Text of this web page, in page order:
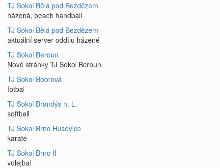
TJ Sokol Bělá pod Bezdězem
házená, beach handball
TJ Sokol Bělá pod Bezdězem
aktuální server oddílu házené
TJ Sokol Beroun
Nové stránky TJ Sokol Beroun
TJ Sokol Bobrová
fotbal
TJ Sokol Brandýs n. L.
softball
TJ Sokol Brno Husovice
karate
TJ Sokol Brno II
volejbal